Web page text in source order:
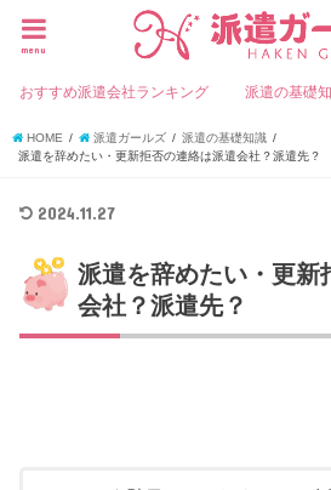
menu
おすすめ派遣会社ランキング 派遣の基礎
HOME 派遣ガールズ
派遣の基礎知識
派遣を辞めたい・更新拒否の連絡は派遣会社？派遣先？
2024.11.27
派遣を辞めたい・更新
会社？派遣先？